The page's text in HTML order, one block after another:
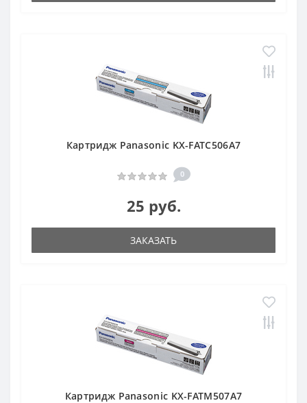
Картридж Panasonic KX-FATC506A7
0
25 руб.
ЗАКАЗАТЬ
Картридж Panasonic KX-FATM507A7